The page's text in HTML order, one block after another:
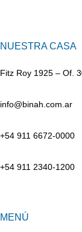
NUESTRA CASA
Fitz Roy 1925 – Of.
info@binah.com.ar
+54 911 6672-0000
+54 911 2340-1200
MENÚ